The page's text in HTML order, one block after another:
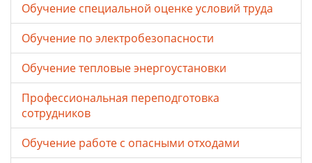
Обучение специальной оценке условий труда
Обучение по электробезопасности
Обучение тепловые энергоустановки
Профессиональная переподготовка
сотрудников
Обучение работе с опасными отходами